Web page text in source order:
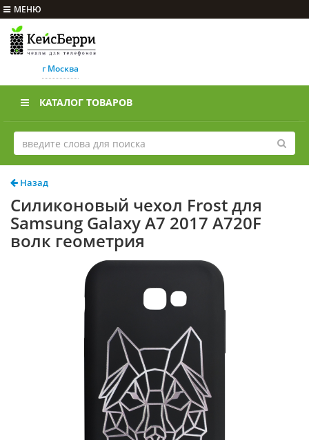
МЕНЮ
г Москва
КАТАЛОГ ТОВАРОВ
Назад
Силиконовый чехол Frost для
Samsung Galaxy A7 2017 A720F
волк геометрия